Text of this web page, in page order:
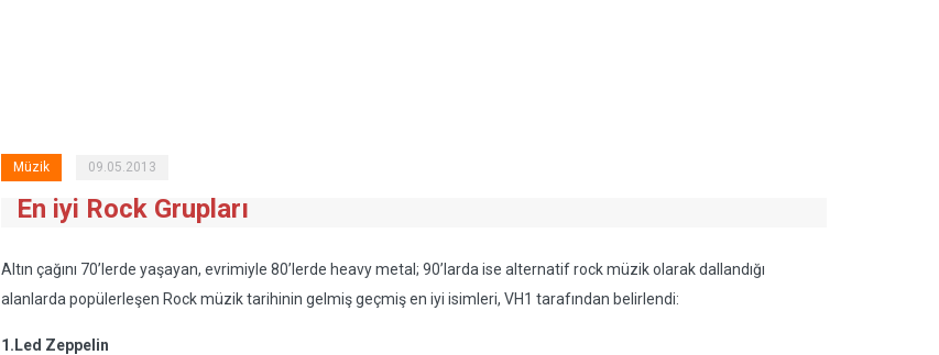
Müzik 09.05.2013
En iyi Rock Grupları
Altın çağını 70’lerde yaşayan, evrimiyle 80’lerde heavy metal; 90’larda ise alternatif rock müzik olarak dallandığı
alanlarda popülerleşen Rock müzik tarihinin gelmiş geçmiş en iyi isimleri, VH1 tarafından belirlendi:
1.Led Zeppelin